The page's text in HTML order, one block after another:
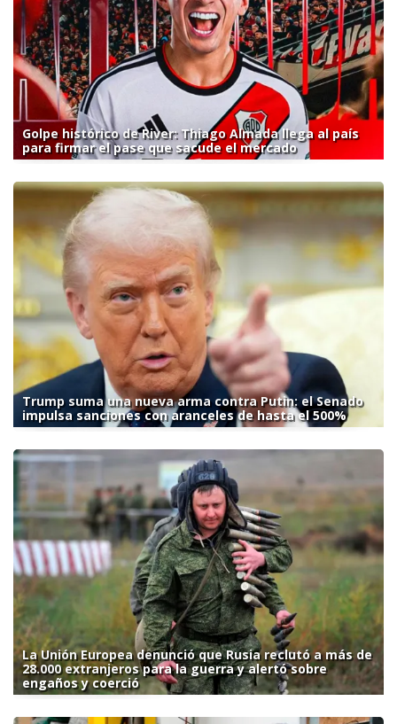
Golpe histórico de River: Thiago Almada llega al país
para firmar el pase que sacude el mercado
Trump suma una nueva arma contra Putin: el Senado
impulsa sanciones con aranceles de hasta el 500%
La Unión Europea denunció que Rusia reclutó a más de
28.000 extranjeros para la guerra y alertó sobre
engaños y coerció